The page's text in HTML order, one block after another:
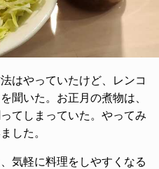
はやっていたけど、レンコ
聞いた。お正月の煮物は、
てしまっていた。やってみ
した。
気軽に料理をしやすくなる